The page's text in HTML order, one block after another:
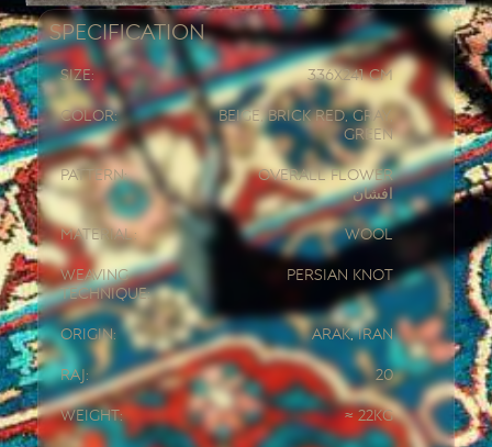
Specification
Size: 241 CM
336x
Color:
Beige, Brick Red, Gray,
Green
Pattern:
Overall Flower
افشان
Material: Wool
Weaving
Technique:
Persian knot
Origin: Arak, Iran
Raj: 20
Weight: ≈ 22kg